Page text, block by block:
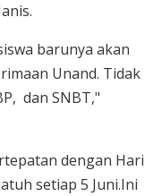
barunya akan
Unand. Tidak
dan SNBT,"
dengan Hari
setiap 5 Juni.Ini